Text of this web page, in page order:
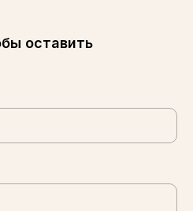
оставить